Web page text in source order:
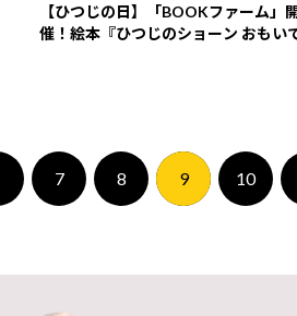
【ひつじの日】「BOOKファーム」
催！絵本『ひつじのショーン おもい
7 8 9 10